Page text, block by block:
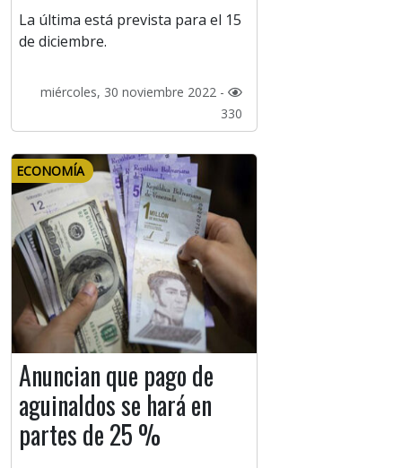
La última está prevista para el 15
de diciembre.
miércoles, 30 noviembre 2022 -
330
ECONOMÍA
Anuncian que pago de
aguinaldos se hará en
partes de 25 %